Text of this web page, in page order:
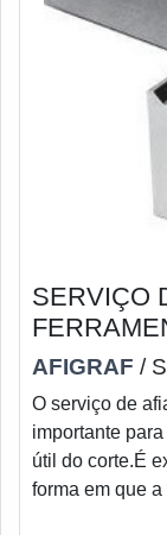
SERVIÇO
AFIGRAF /
O serviço de
importante
útil do corte.É
forma em que